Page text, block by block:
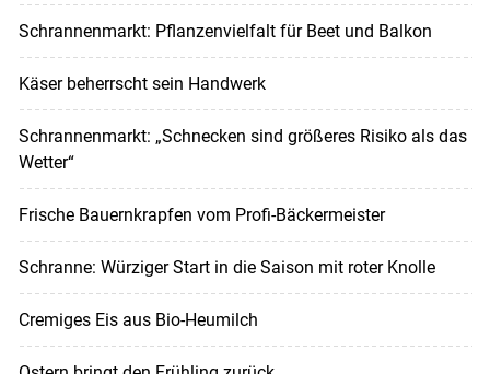
Schrannenmarkt: Pflanzenvielfalt für Beet und Balkon
Käser beherrscht sein Handwerk
Schrannenmarkt: „Schnecken sind größeres Risiko als das
Wetter“
Frische Bauernkrapfen vom Profi-Bäckermeister
Schranne: Würziger Start in die Saison mit roter Knolle
Cremiges Eis aus Bio-Heumilch